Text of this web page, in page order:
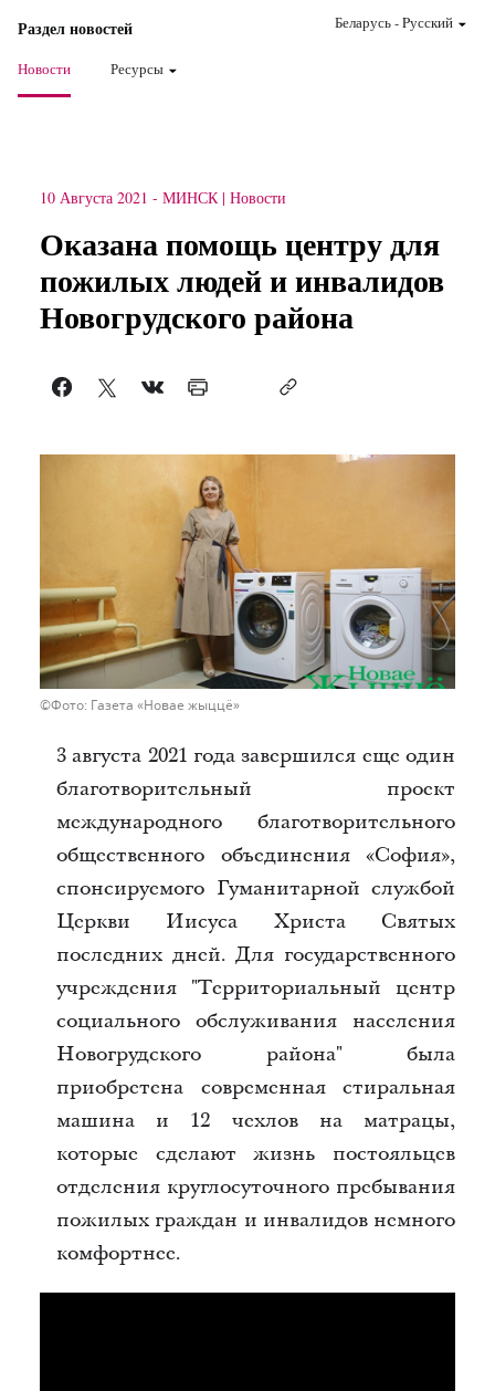
Раздел новостей
Новости Ресурсы
Беларусь-Pусский
10 Августа 2021 - МИНСК Новости
Оказана помощь центру для
пожилых людей и инвалидов
Новогрудского района
Фото: Газета «Новае жыццё»
3 августа 2021 года завершился еще один
благотворительный проект
международного благотворительного
общественного объединения «София»,
спонсируемого Гуманитарной службой
Церкви Иисуса Христа Святых
последних дней. Для государственного
учреждения "Территориальный центр
социального обслуживания населения
Новогрудского района" была
приобретена современная стиральная
машина и 12 чехлов на матрацы,
которые сделают жизнь постояльцев
отделения круглосуточного пребывания
пожилых граждан и инвалидов немного
комфортнее.